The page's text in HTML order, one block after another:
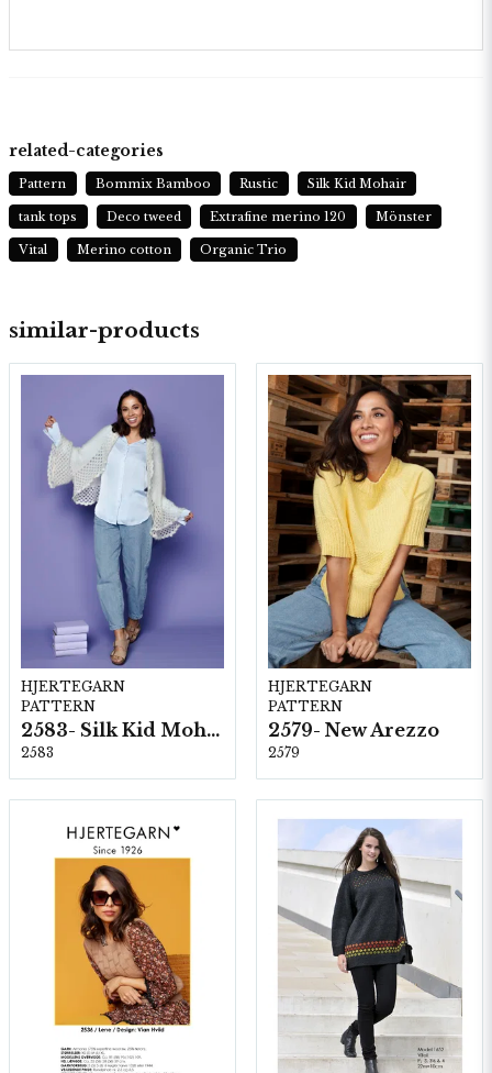
similar-products
HJERTEGARN
PATTERN
2583- Silk Kid Mohair
2583
HJERTEGARN
PATTERN
2579- New Arezzo
2579
related-categories
Pattern Bommix Bamboo Rustic Silk Kid Mohair
tank tops Deco tweed Extrafine merino 120 Mönster
Vital Merino cotton Organic Trio